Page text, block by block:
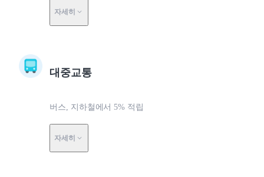
자세히
대중교통
버스, 지하철에서 5% 적립
자세히